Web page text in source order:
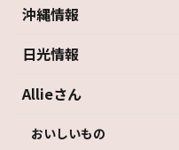
沖縄情報
日光情報
Allieさん
おいしいもの